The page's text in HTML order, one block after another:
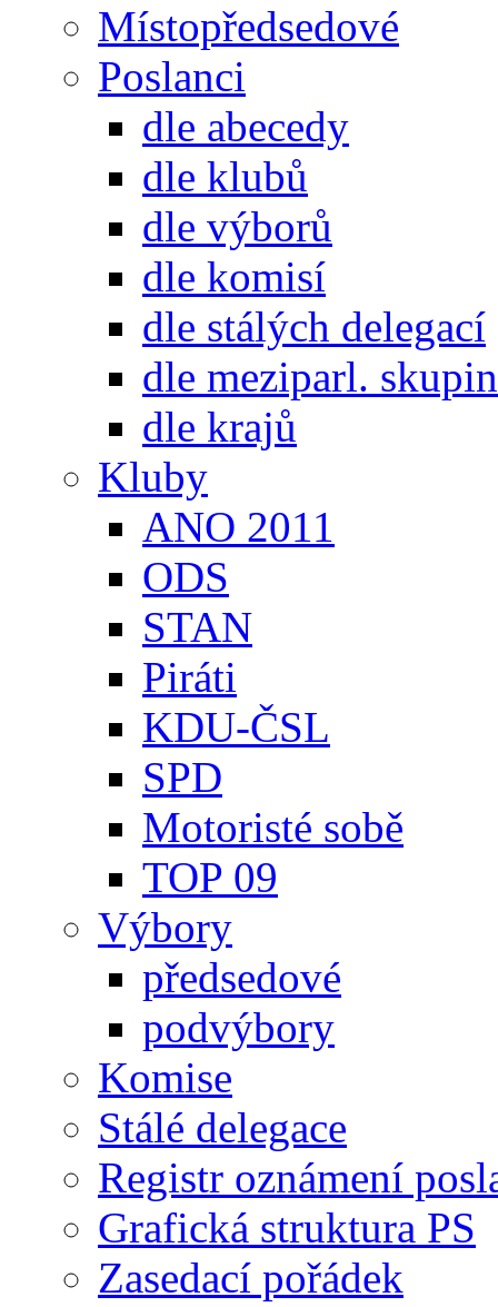
Místopředsedové
Poslanci
dle abecedy
dle klubů
dle výborů
dle komisí
dle stálých delegací
dle meziparl. skupin
dle krajů
Kluby
ANO 2011
ODS
STAN
Piráti
KDU-ČSL
SPD
Motoristé sobě
TOP 09
Výbory
předsedové
podvýbory
Komise
Stálé delegace
Registr oznámení
Grafická struktura PS
Zasedací pořádek